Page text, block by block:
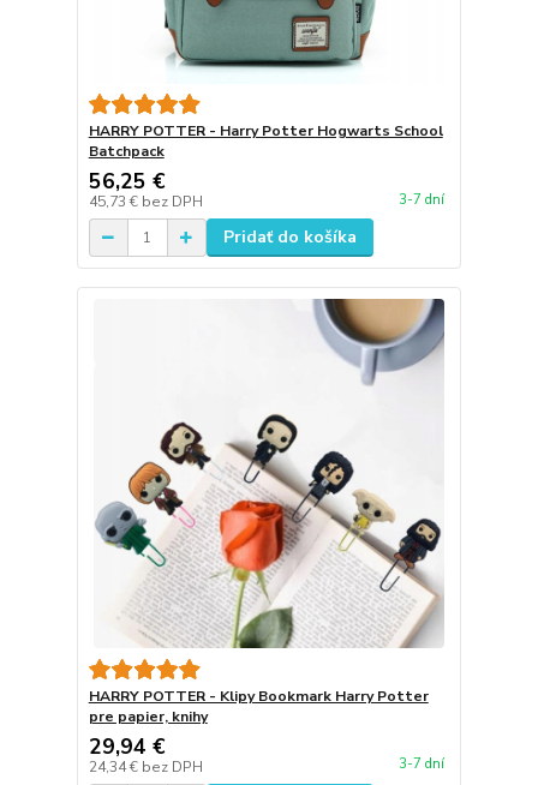
HARRY POTTER - Harry Potter Hogwarts School
Batchpack
56,25 €
45,73 € bez DPH 3-7 dní
Pridať do košíka
HARRY POTTER - Klipy Bookmark Harry Potter
pre papier, knihy
29,94 €
24,34 € bez DPH 3-7 dní